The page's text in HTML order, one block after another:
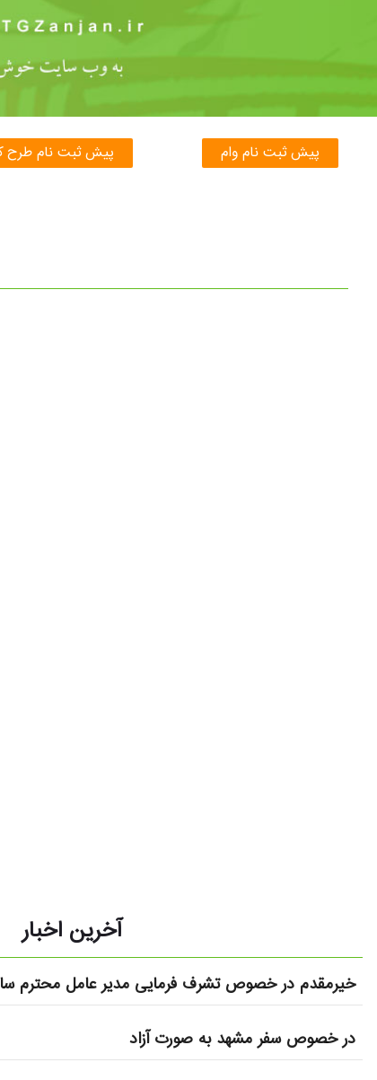
پیش ثبت نام وام پیش ثبت نام طرح
آخرین اخبار
خیرمقدم در خصوص تشرف فرمایی مدیر عامل محترم
در خصوص سفر مشهد به صورت آزاد